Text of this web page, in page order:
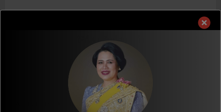
ให้ก็สุข รับก็สุข…..ใจ
โกลบอล โฮฟ ประเทศไทย
ABOUT THE AUTHOR